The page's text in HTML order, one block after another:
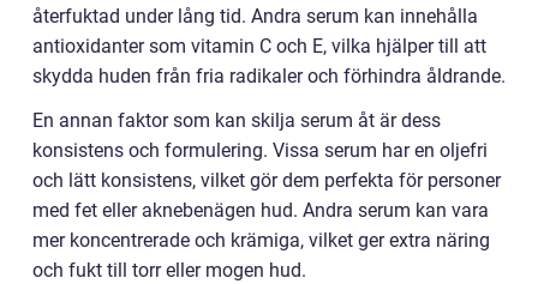
återfuktad under lång tid. Andra serum kan innehålla
antioxidanter som vitamin C och E, vilka hjälper till att
skydda huden från fria radikaler och förhindra åldrande.
En annan faktor som kan skilja serum åt är dess
konsistens och formulering. Vissa serum har en oljefri
och lätt konsistens, vilket gör dem perfekta för personer
med fet eller aknebenägen hud. Andra serum kan vara
mer koncentrerade och krämiga, vilket ger extra näring
och fukt till torr eller mogen hud.